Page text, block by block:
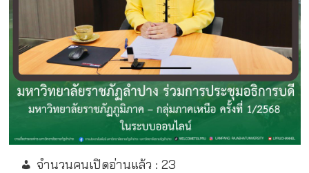
จำนวนคนเปิดอ่านแล้ว : 23